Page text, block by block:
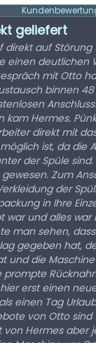
geliefert
direkt auf
einen deutlichen
mit Otto
binnen
kam Hermes.
direkt mit
ist, da die
der Spüle
Zum
der
in Ihre
war und alles war
man sehen,
gegeben hat,
und die
prompte
erst einen
einen Tag
von Otto sind
Hermes aber